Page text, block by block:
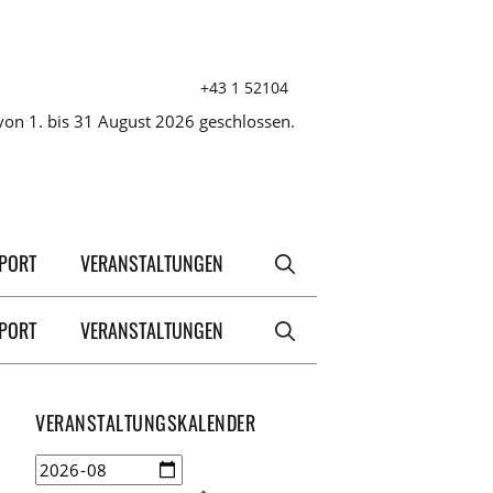
+43 1 52104
1. bis 31 August 2026 geschlossen.
VERANSTALTUNGEN
VERANSTALTUNGEN
VERANSTALTUNGSKALENDER